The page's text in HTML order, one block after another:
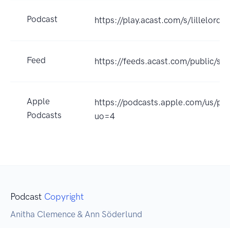
Podcast https://play.acast.com/s/lillelordag
Feed https://feeds.acast.com/public/
Apple
Podcasts
https://podcasts.apple.com/us/
uo=4
Podcast Copyright
Anitha Clemence & Ann Söderlund